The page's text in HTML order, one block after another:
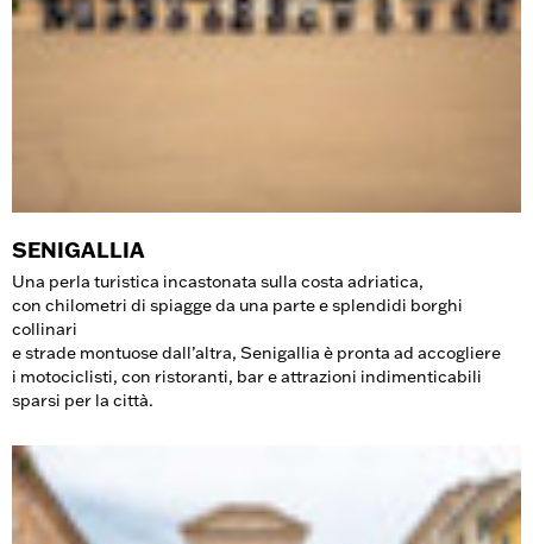
SENIGALLIA
Una perla turistica incastonata sulla costa adriatica,
con chilometri di spiagge da una parte e splendidi borghi
collinari
e strade montuose dall’altra, Senigallia è pronta ad accogliere
i motociclisti, con ristoranti, bar e attrazioni indimenticabili
sparsi per la città.